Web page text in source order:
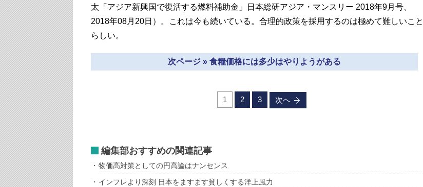
太「アジア新興国で復活する燃料補助金」日本総研アジア・マンスリー 2018年9月号、
2018年08月20日）。これは今も続いている。合理的政策を採用するのは極めて難しいこと
らしい。
次ページ » 食糧価格には多少はやりようがある
1 2 3 次へ
編集部おすすめの関連記事
物価高対策としての円高論はナンセンス
インフレより深刻 日本をますます貧しくする洋上風力